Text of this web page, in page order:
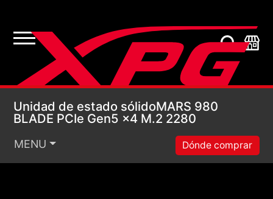
Unidad de estado
Unidad de estado sólidoMARS 980
BLADE PCIe Gen5 x4 M.2 2280
MENU Dónde comprar